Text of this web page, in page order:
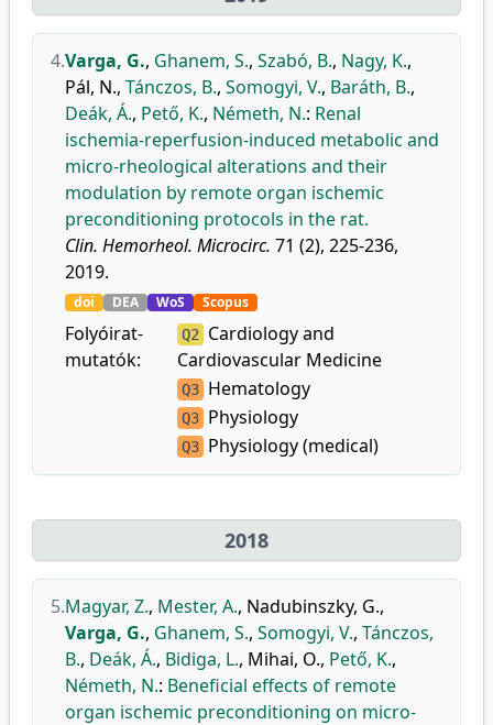
4.Varga, G., Ghanem, S., Szabó, B., Nagy, K.,
Pál, N., Tánczos, B., Somogyi, V., Baráth, B.,
Deák, Á., Pető, K., Németh, N.: Renal
ischemia-reperfusion-induced metabolic and
micro-rheological alterations and their
modulation by remote organ ischemic
preconditioning protocols in the rat.
Clin. Hemorheol. Microcirc. 71 (2), 225-236,
2019.
doi DEA WoS Scopus
Folyóirat-
mutatók:
Q2 Cardiology and
Cardiovascular Medicine
Q3 Hematology
Q3 Physiology
Q3 Physiology (medical)
2018
5.Magyar, Z., Mester, A., Nadubinszky, G.,
Varga, G., Ghanem, S., Somogyi, V., Tánczos,
B., Deák, Á., Bidiga, L., Mihai, O., Pető, K.,
Németh, N.: Beneficial effects of remote
organ ischemic preconditioning on micro-